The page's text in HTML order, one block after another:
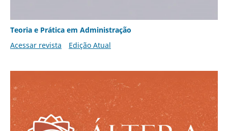
Teoria e Prática em Administração
Acessar revista
Edição Atual